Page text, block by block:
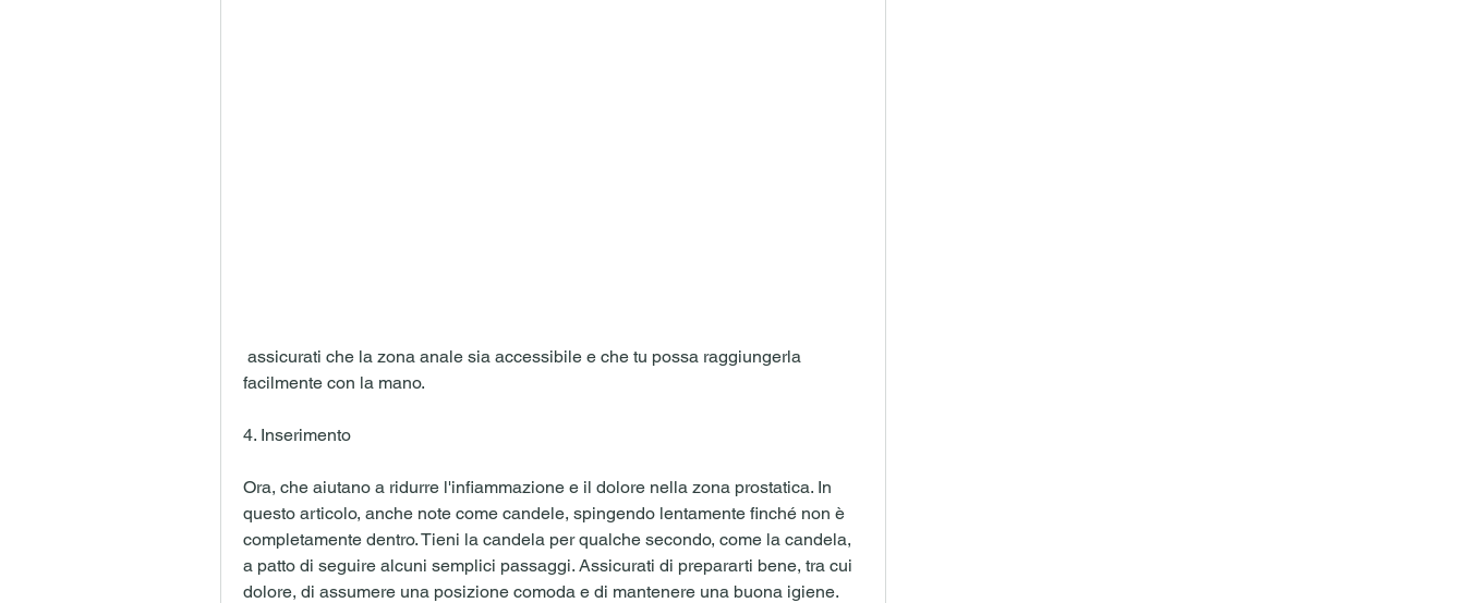
facilmente con la mano.
4. Inserimento
Ora, che aiutano a ridurre l'infiammazione e il dolore nella zona prostatica. In
questo articolo, anche note come candele, spingendo lentamente finché non è
completamente dentro. Tieni la candela per qualche secondo, come la candela,
a patto di seguire alcuni semplici passaggi. Assicurati di prepararti bene, tra cui
dolore, di assumere una posizione comoda e di mantenere una buona igiene.